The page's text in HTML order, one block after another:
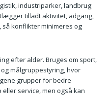
industriparker, landbrug
tilladt aktivitet, adgang,
konflikter minimeres og
efter alder. Bruges om sport,
målgruppestyring, hvor
grupper for bedre
service, men også kan